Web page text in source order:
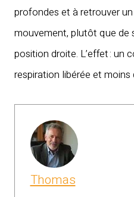
profondes et à retrouver
mouvement, plutôt que de
position droite. L’effet : un
respiration libérée et
Thomas